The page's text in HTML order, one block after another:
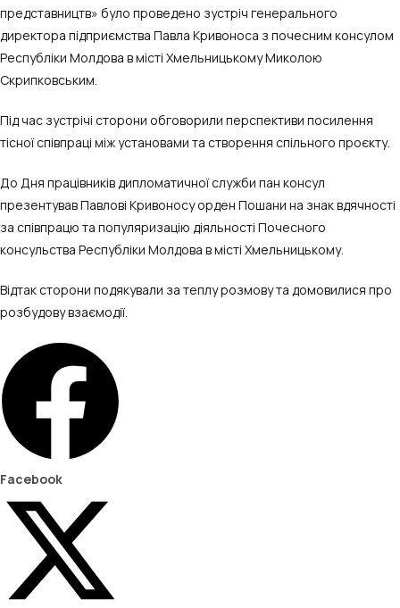
представництв» було проведено зустріч генерального
директора підприємства Павла Кривоноса з почесним консулом
Республіки Молдова в місті Хмельницькому Миколою
Скрипковським.
Під час зустрічі сторони обговорили перспективи посилення
тісної співпраці між установами та створення спільного проєкту.
До Дня працівників дипломатичної служби пан консул
презентував Павлові Кривоносу орден Пошани на знак вдячності
за співпрацю та популяризацію діяльності Почесного
консульства Республіки Молдова в місті Хмельницькому.
Відтак сторони подякували за теплу розмову та домовилися про
розбудову взаємодії.
Facebook